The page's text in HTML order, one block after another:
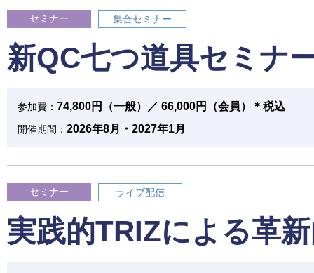
セミナー 集合セミナー
新QC七つ道具セミナ
参加費： 74,800円（一般）／ 66,000円（会員）＊税込
開催期間： 2026年8月・2027年1月
セミナー ライブ配信
実践的TRIZによる革